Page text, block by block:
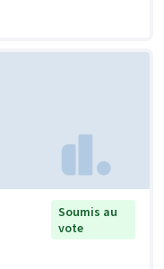
Soumis au
vote